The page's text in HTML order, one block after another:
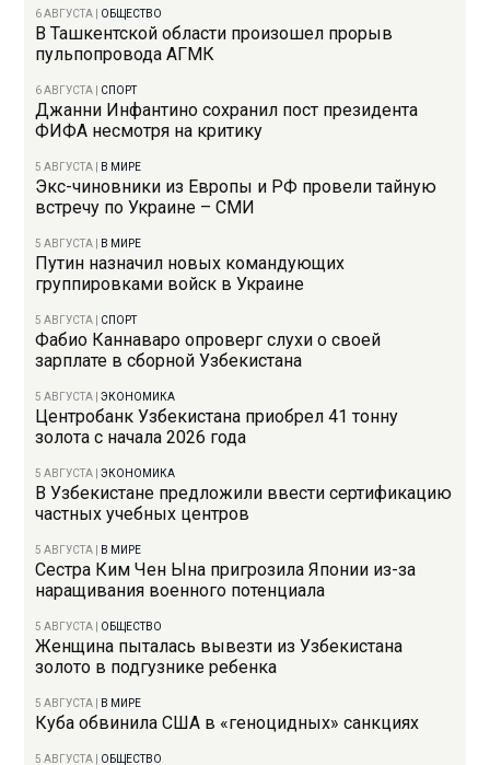
6 АВГУСТА ОБЩЕСТВО
В Ташкентской области произошел прорыв
пульпопровода АГМК
6 АВГУСТА СПОРТ
Джанни Инфантино сохранил пост президента
ФИФА несмотря на критику
5 АВГУСТА В МИРЕ
Экс-чиновники из Европы и РФ провели тайную
встречу по Украине – СМИ
5 АВГУСТА В МИРЕ
Путин назначил новых командующих
группировками войск в Украине
5 АВГУСТА СПОРТ
Фабио Каннаваро опроверг слухи о своей
зарплате в сборной Узбекистана
5 АВГУСТА |ЭКОНОМИКА
Центробанк Узбекистана приобрел 41 тонну
золота с начала 2026 года
5 АВГУСТА |ЭКОНОМИКА
В Узбекистане предложили ввести сертификацию
частных учебных центров
5 АВГУСТА В МИРЕ
Сестра Ким Чен Ына пригрозила Японии из-за
наращивания военного потенциала
5 АВГУСТА ОБЩЕСТВО
Женщина пыталась вывезти из Узбекистана
золото в подгузнике ребенка
5 АВГУСТА В МИРЕ
Куба обвинила США в «геноцидных» санкциях
5 АВГУСТА ОБЩЕСТВО